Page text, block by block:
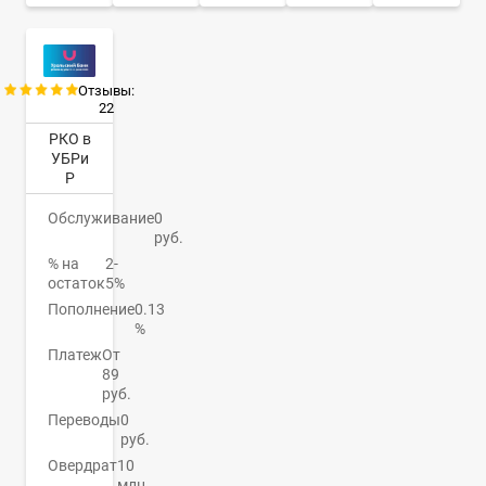
Отзывы:
22
РКО в
УБРи
Р
Обслуживание0
руб.
% на
остаток
2-
5%
Пополнение0.13
%
ПлатежОт
89
руб.
Переводы0
руб.
Овердрат10